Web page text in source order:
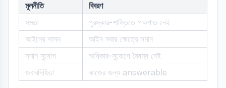
মূলনীতি
বিবরণ
সমতা
পুরস্কার-শাস্তিতে পক্ষপাত নেই
আইনের শাসন
আইন সবার ক্ষেত্রে সমান
সমান সুযোগ
অধিকার-সুযোগে বৈষম্য নেই
জবাবদিহিতা
কাজের জন্য answerable